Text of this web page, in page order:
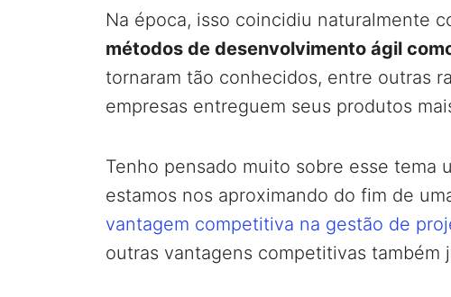
Na época, isso coincidiu naturalmente
métodos de desenvolvimento ágil
tornaram tão conhecidos, entre outras
empresas entreguem seus produtos
Tenho pensado muito sobre esse tema
estamos nos aproximando do fim de
vantagem competitiva na gestão de
outras vantagens competitivas também